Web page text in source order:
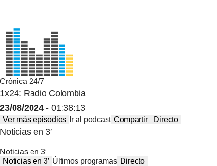
Crónica 24/7
1x24: Radio Colombia
23/08/2024 - 01:38:13
Ver más episodios Ir al podcast Compartir Directo
Noticias en 3′
Noticias en 3′
Noticias en 3′ Últimos programas Directo